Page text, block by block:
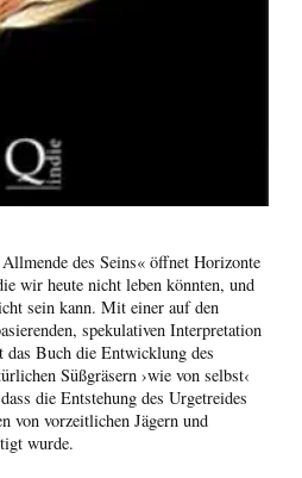
des Seins« öffnet Horizonte
wir heute nicht leben könnten, und
sein kann. Mit einer auf den
spekulativen Interpretation
das Buch die Entwicklung des
Süßgräsern ›wie von selbst‹
die Entstehung des Urgetreides
von vorzeitlichen Jägern und
wurde.